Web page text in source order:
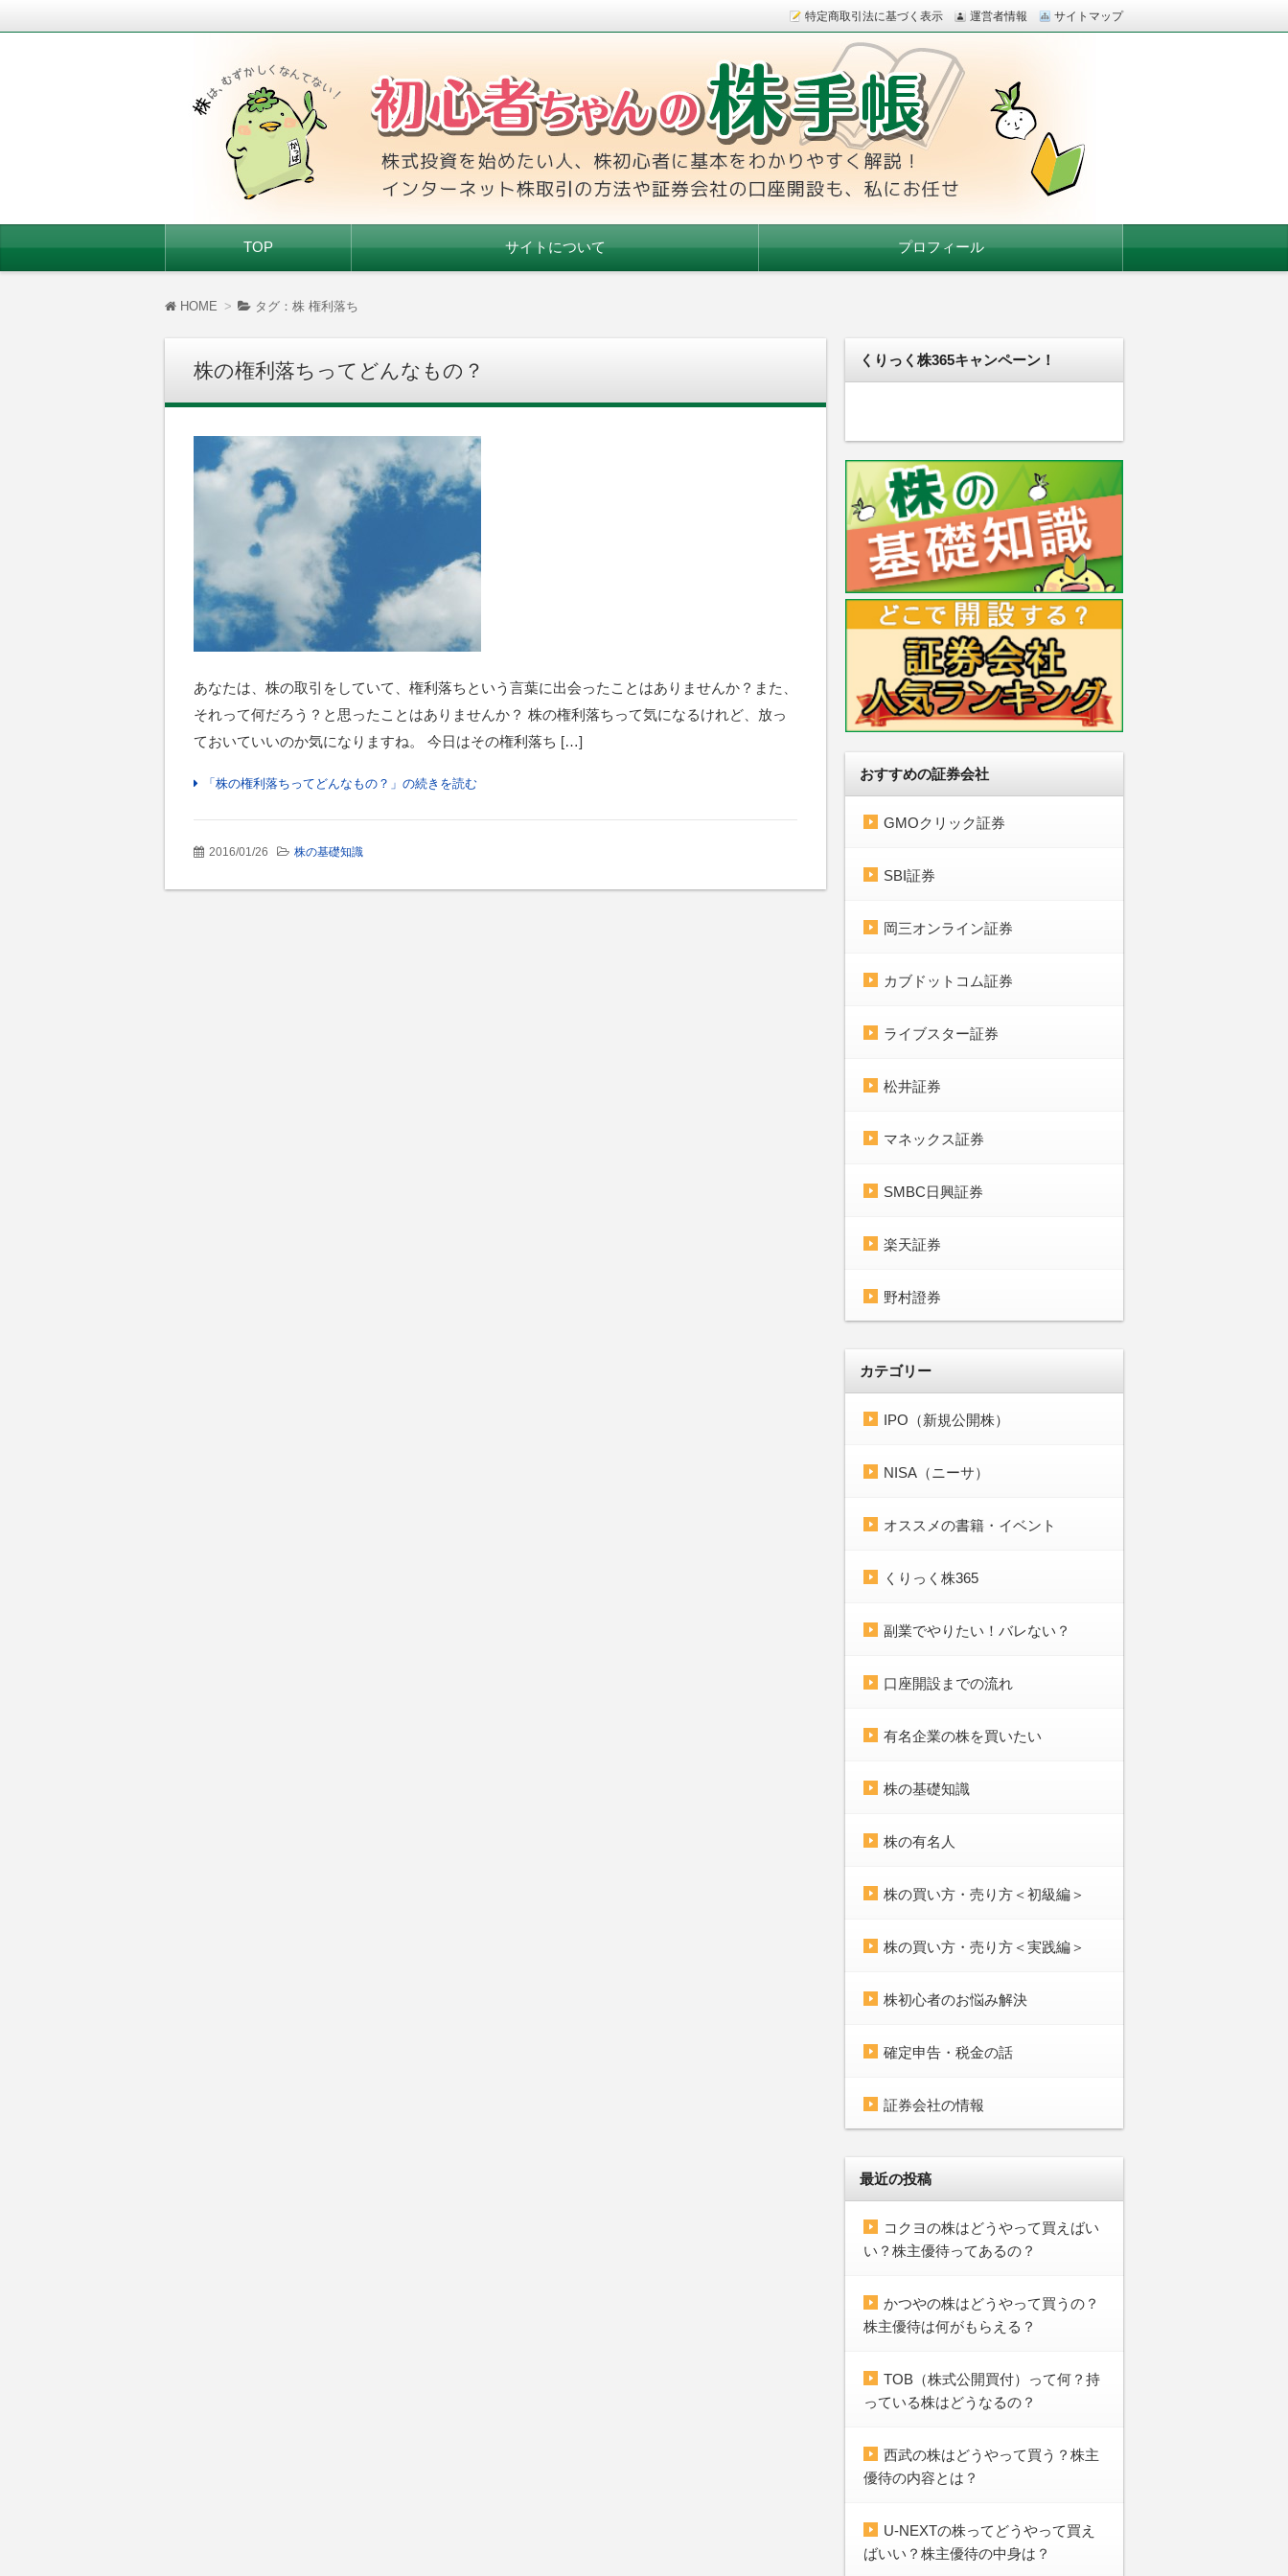
特定商取引法に基づく表示 運営者情報 サイトマップ
初心者ちゃんの株手帳
株式投資を始めたい人、株初心者に基本をわかりやすく解説！インターネット株取引の方法や証券会社の口座開設も、私にお任せ
ン
TOP サイトについて プロフィール
HOME タグ：株 権利落ち
株の権利落ちってどんなもの？
あなたは、株の取引をしていて、権利落ちという言葉に出会ったことはありませんか？また、
それって何だろう？と思ったことはありませんか？ 株の権利落ちって気になるけれど、放っ
ておいていいのか気になりますね。 今日はその権利落ち […]
「株の権利落ちってどんなもの？」の続きを読む
2016/01/26 株の基礎知識
くりっく株365キャンペーン！
おすすめの証券会社
GMOクリック証券
SBI証券
岡三オンライン証券
カブドットコム証券
ライブスター証券
松井証券
マネックス証券
SMBC日興証券
楽天証券
野村證券
カテゴリー
IPO（新規公開株）
NISA（ニーサ）
オススメの書籍・イベント
くりっく株365
副業でやりたい！バレない？
口座開設までの流れ
有名企業の株を買いたい
株の基礎知識
株の有名人
株の買い方・売り方＜初級編＞
株の買い方・売り方＜実践編＞
株初心者のお悩み解決
確定申告・税金の話
証券会社の情報
最近の投稿
コクヨの株はどうやって買えばい
い？株主優待ってあるの？
かつやの株はどうやって買うの？
株主優待は何がもらえる？
TOB（株式公開買付）って何？持
っている株はどうなるの？
西武の株はどうやって買う？株主
優待の内容とは？
U-NEXTの株ってどうやって買え
ばいい？株主優待の中身は？